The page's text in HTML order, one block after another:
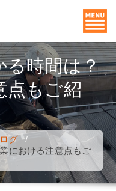
る時間は？
点もご紹
グ/
における注意点もご